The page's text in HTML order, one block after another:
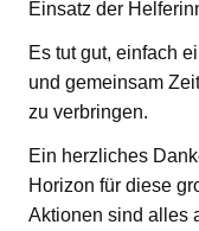
Einsatz der
Es tut gut, einfach
und gemeinsam
zu verbringen.
Ein herzliches
Horizon für diese
Aktionen sind alles